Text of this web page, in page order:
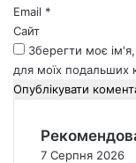
Email *
Сайт
Зберегти моє
для моїх подальших
7 Серпня 2026